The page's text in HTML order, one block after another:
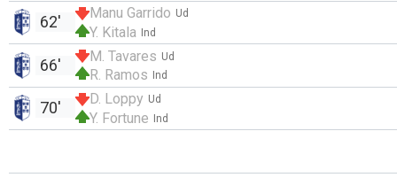
Ud
Manu Garrido
Ind
Y. Kitala
62'
Ud
M. Tavares
Ind
R. Ramos
66'
Ud
D. Loppy
Ind
Y. Fortune
70'